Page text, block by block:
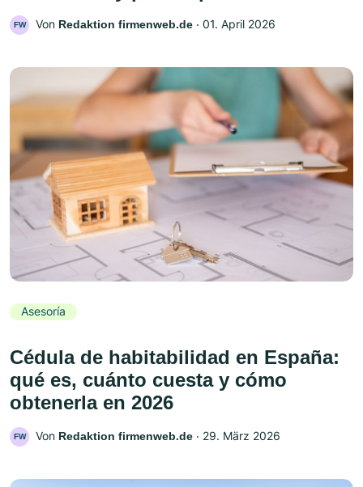
FW Von Redaktion firmenweb.de ‧ 01. April 2026
Asesoría
Cédula de habitabilidad en España:
qué es, cuánto cuesta y cómo
obtenerla en 2026
FW Von Redaktion firmenweb.de ‧ 29. März 2026